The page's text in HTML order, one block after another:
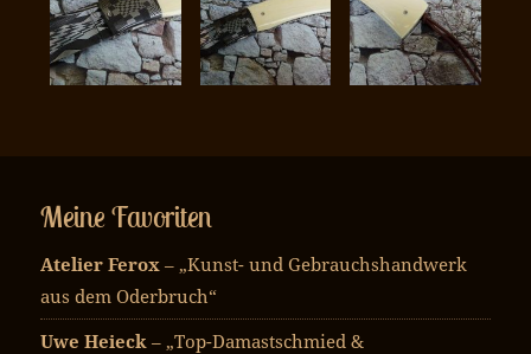
Meine Favoriten
Atelier Ferox– „Kunst- und Gebrauchshandwerk
aus dem Oderbruch“
Uwe Heieck – „Top-Damastschmied &